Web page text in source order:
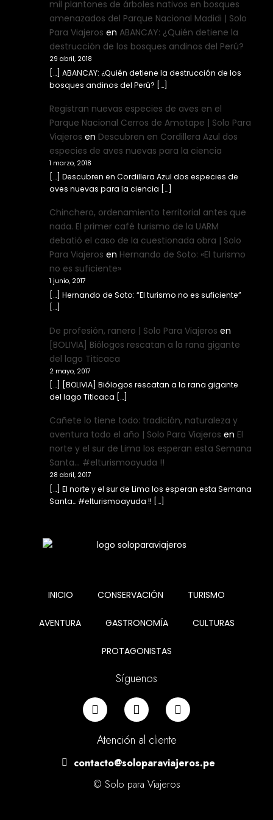
mil plantones de árboles nativos en bosques
amenazados del Parque Nacional Madidi | Solo
Para Viajeros en ABANCAY: ¿Quién detiene la
destrucción de los bosques andinos del Perú?
29 abril, 2018
[…] ABANCAY: ¿Quién detiene la destrucción de los
bosques andinos del Perú? […]
Registran nuevas especies de aves en el
Parque Nacional Cerros de Amotape | Solo Para
Viajeros en Descubren en Cordillera Azul dos
especies de aves nuevas para la ciencia
1 marzo, 2018
[…] Descubren en Cordillera Azul dos especies de
aves nuevas para la ciencia […]
Chinchero, ordenamiento territorial antes que
nada. El primer café turismo de la UARM
debatió el caso de la cuestionada obra | Solo
Para Viajeros en Hernando de Soto: «El turismo
no es suficiente»
1 junio, 2017
[…] Hernando de Soto: “El turismo no es suficiente”
[…]
De profesión, ranero | Solo Para Viajeros en
[BOLIVIA] Biólogos rescatan a la rana gigante
del lago Titicaca
2 mayo, 2017
[…] [BOLIVIA] Biólogos rescatan a la rana gigante
del lago Titicaca […]
Cañete lo tiene todo: tradición, naturaleza y
aventura todo el año | Solo Para Viajeros en El
norte y el sur de Lima los esperan esta Semana
Santa… #elturismoayuda !!
28 abril, 2017
[…] El norte y el sur de Lima los esperan esta Semana
Santa… #elturismoayuda !! […]
INICIO CONSERVACIÓN TURISMO
AVENTURA GASTRONOMÍA CULTURAS
PROTAGONISTAS
Síguenos
Atención al cliente
contacto@soloparaviajeros.pe
© Solo para Viajeros